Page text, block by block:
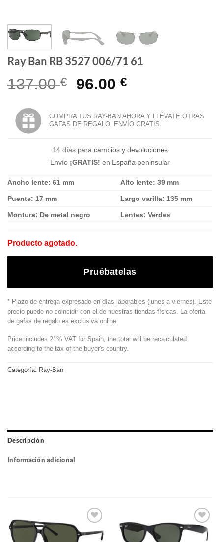
Ray Ban RB 3527 006/71 61
137.00€
El
original
era:
137.00 €.
96.00 €El
actual
es:
96.00 €.
COMPRA TUS RAY-BAN AHORA Y LLÉVATE OTRAS
GAFAS DE REGALO. ENVÍO GRATIS.
14 días para cambios y devoluciones
Envío ¡GRATIS! en España peninsular
Ancho lente: 61 mm Alto lente: 39 mm
Puente: 17 mm Largo varilla: 135 mm
Montura: De metal negro Lentes: Verdes
Producto agotado.
Pruébatelas
* Plazo de entrega expresado en días laborables (lunes a viernes). Este
precio puede no coincidir con el de nuestras tiendas físicas. La oferta
de gafas de regalo es exclusiva online.
Price includes 21% VAT for Spain, the total will be recalculated
according to the tax of the buyer's country.
Categoría: Ray-Ban
Descripción
Información adicional
Gafas
de sol
Gafas
de sol